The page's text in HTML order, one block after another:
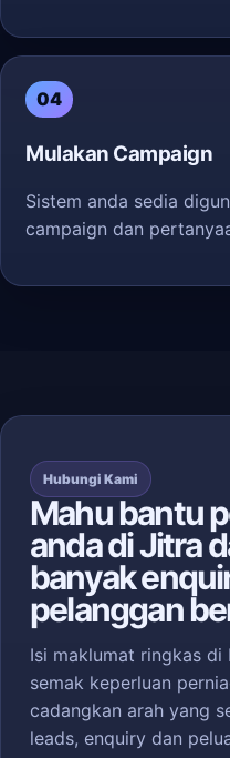
04
Mulakan Campaign
Sistem anda sedia
campaign dan
Hubungi Kami
Mahu bantu
anda di Jitra
banyak
pelanggan
Isi maklumat ringkas di
semak keperluan
cadangkan arah yang
leads, enquiry dan